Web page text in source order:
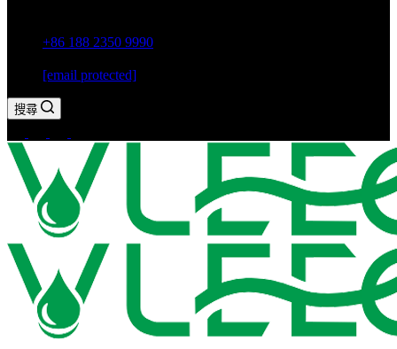
+86 188 2350 9990
[email protected]
搜尋